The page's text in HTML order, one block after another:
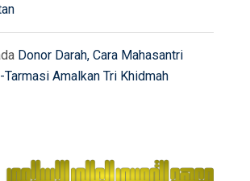
Donor Darah, Cara Mahasantri
Tarmasi Amalkan Tri Khidmah